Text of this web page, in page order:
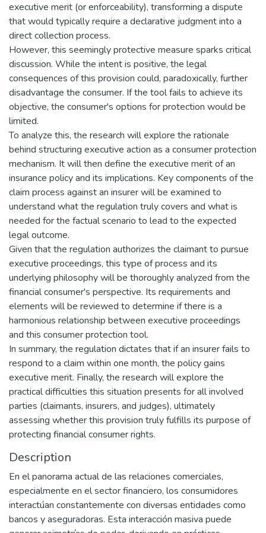
executive merit (or enforceability), transforming a dispute
that would typically require a declarative judgment into a
direct collection process.
However, this seemingly protective measure sparks critical
discussion. While the intent is positive, the legal
consequences of this provision could, paradoxically, further
disadvantage the consumer. If the tool fails to achieve its
objective, the consumer's options for protection would be
limited.
To analyze this, the research will explore the rationale
behind structuring executive action as a consumer protection
mechanism. It will then define the executive merit of an
insurance policy and its implications. Key components of the
claim process against an insurer will be examined to
understand what the regulation truly covers and what is
needed for the factual scenario to lead to the expected
legal outcome.
Given that the regulation authorizes the claimant to pursue
executive proceedings, this type of process and its
underlying philosophy will be thoroughly analyzed from the
financial consumer's perspective. Its requirements and
elements will be reviewed to determine if there is a
harmonious relationship between executive proceedings
and this consumer protection tool.
In summary, the regulation dictates that if an insurer fails to
respond to a claim within one month, the policy gains
executive merit. Finally, the research will explore the
practical difficulties this situation presents for all involved
parties (claimants, insurers, and judges), ultimately
assessing whether this provision truly fulfills its purpose of
protecting financial consumer rights.
Description
En el panorama actual de las relaciones comerciales,
especialmente en el sector financiero, los consumidores
interactúan constantemente con diversas entidades como
bancos y aseguradoras. Esta interacción masiva puede